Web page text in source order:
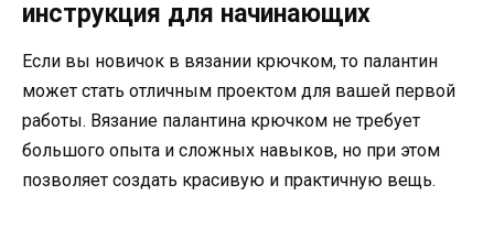
инструкция для начинающих
Если вы новичок в вязании крючком, то палантин
может стать отличным проектом для вашей первой
работы. Вязание палантина крючком не требует
большого опыта и сложных навыков, но при этом
позволяет создать красивую и практичную вещь.